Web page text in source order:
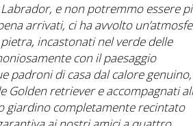
e non potremmo essere
arrivati, ci ha avvolto
incastonati nel verde delle
con il paesaggio
padroni di casa dal calore
Golden retriever e accompagnati
giardino completamente recintato